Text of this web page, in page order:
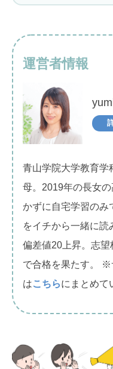
運営者情報
青山学院大学教育学
母。2019年の長女
かずに自宅学習のみ
をイチから一緒に読
偏差値20上昇。志
で合格を果たす。 ※
はこちらにまとめて